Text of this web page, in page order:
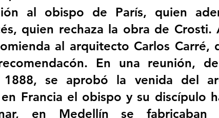
al obispo de París, quien
quien rechaza la obra de Crosti.
al arquitecto Carlos Carré,
En una reunión,
se aprobó la venida del
Francia el obispo y su discípulo
en Medellín se fabricaban